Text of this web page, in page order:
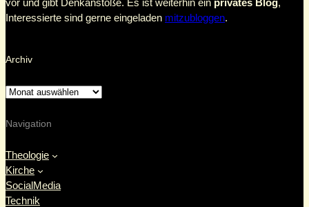
vor und gibt Denkanstöße. Es ist weiterhin ein privates Blog,
Interessierte sind gerne eingeladen mitzubloggen.
Archiv
Navigation
Theologie
Kirche
SocialMedia
Technik